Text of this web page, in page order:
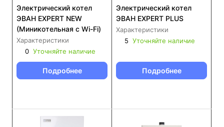
Электрический котел
ЭВАН EXPERT NEW
(Миникотельная с Wi-Fi)
Характеристики
0 Уточняйте наличие
Подробнее
Электрический котел
ЭВАН EXPERT PLUS
Характеристики
5 Уточняйте наличие
Подробнее